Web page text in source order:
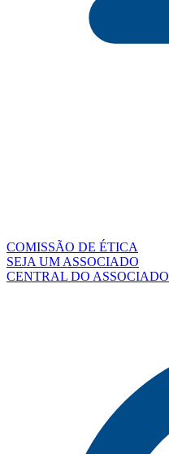
COMISSÃO DE ÉTICA
SEJA UM ASSOCIADO
CENTRAL DO ASSOCIADO